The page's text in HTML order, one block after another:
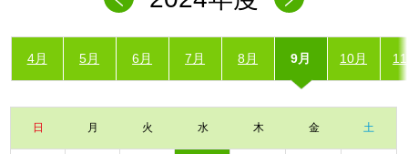
4月 5月 6月 7月 8月 9月 10月
日 月 火 水 木 金 土